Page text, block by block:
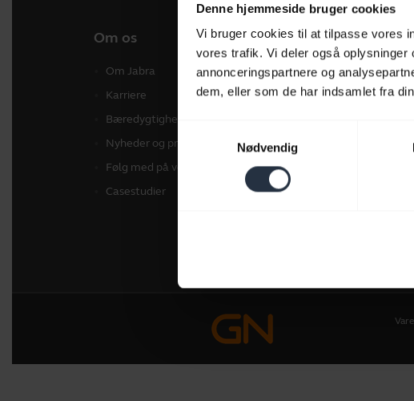
Denne hjemmeside bruger cookies
Vi bruger cookies til at tilpasse vores
vores trafik. Vi deler også oplysninger
annonceringspartnere og
dem, eller som de har indsamlet fra
Nødvendig
Om os
Om Jabra
Karriere
Bæredygtighed
Nyheder og pressemeddelelser
Følg med på vores blog
Casestudier
Vores
Headset
Speakerphones
Personlige